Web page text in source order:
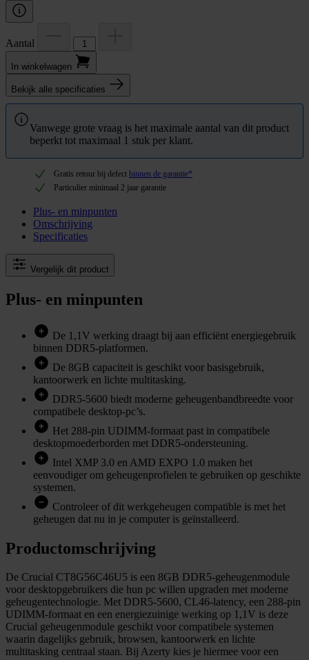
Aantal
In winkel­wagen
Bekijk alle specificaties
Vanwege grote vraag is het maximale aantal van dit product
beperkt tot maximaal 1 stuk per klant.
Gratis retour bij defect binnen de garantie*
Particulier minimaal 2 jaar garantie
Plus- en minpunten
Omschrijving
Specificaties
Vergelijk dit product
Plus- en minpunten
De 1,1V werking draagt bij aan efficiënt energiegebruik
binnen DDR5-platformen.
De 8GB capaciteit is geschikt voor basisgebruik,
kantoorwerk en lichte multitasking.
DDR5-5600 biedt moderne geheugenbandbreedte voor
compatibele desktop-pc’s.
Het 288-pin UDIMM-formaat past in compatibele
desktopmoederborden met DDR5-ondersteuning.
Intel XMP 3.0 en AMD EXPO 1.0 maken het
eenvoudiger om geheugenprofielen te gebruiken op geschikte
systemen.
Controleer of dit werkgeheugen compatible is met het
geheugen dat nu in je computer is geïnstalleerd.
Productomschrijving
De Crucial CT8G56C46U5 is een 8GB DDR5-geheugenmodule
voor desktopgebruikers die hun pc willen upgraden met moderne
geheugentechnologie. Met DDR5-5600, CL46-latency, een 288-pin
UDIMM-formaat en een energiezuinige werking op 1,1V is deze
Crucial geheugenmodule geschikt voor compatibele systemen
waarin dagelijks gebruik, browsen, kantoorwerk en lichte
multitasking centraal staan. Bij Azerty kies je hiermee voor een